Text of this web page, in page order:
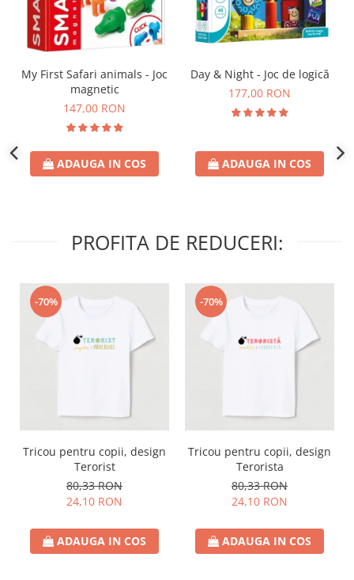
My First Safari animals - Joc
magnetic
147,00 RON
ADAUGA IN COS
Day & Night - Joc de logică
177,00 RON
ADAUGA IN COS
PROFITA DE REDUCERI:
-70%
Tricou pentru copii, design
Terorist
80,33 RON
24,10 RON
ADAUGA IN COS
-70%
Tricou pentru copii, design
Terorista
80,33 RON
24,10 RON
ADAUGA IN COS